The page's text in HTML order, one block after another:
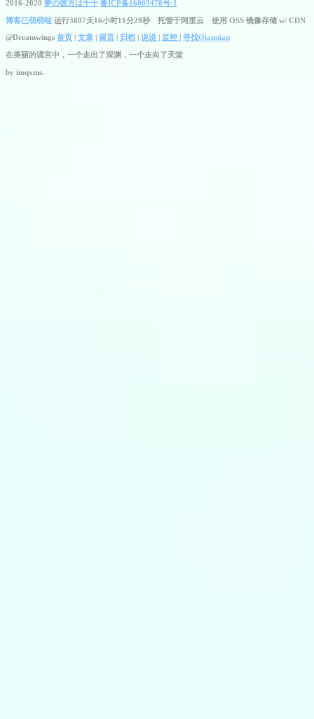
2016-2020 夢の彼方は千千 鲁ICP备16009478号-1
博客已萌萌哒 运行3807天16小时11分30秒 托管于阿里云 使用 OSS 镜像存储 w/ CDN
@Dreamwings 首页 文章 留言 归档 说说 监控 寻找Qianqian
在美丽的谎言中，一个走出了深渊，一个走向了天堂
by imqxms.